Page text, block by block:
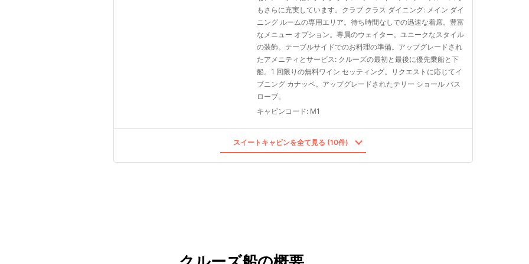
もさらに充実しています。クラブ クラス ダイニング: メイン ダイ
ニング ルームの専用エリア。待ち時間なしでの迅速な着席。豊富
なメニュー オプション。専属のウェイター。ユニークなスタイル
の装飾。テーブルサイドでのお料理の準備。アップグレードされ
たアメニティとサービス: クルーズの最初と最後に優先乗船と下
船。1 回限りの無料ワイン セッティング。リクエストに応じてイ
ブニング カナッペ。アップグレードされたテリー ショール バス
ローブ。
キャビンコード: M1
スイートキャビンを全て見る (10件)